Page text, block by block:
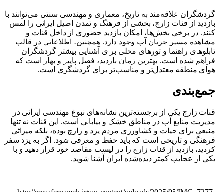
گردشگران علاقه‌مند به تاریخ، معماری و مهندسی سنتی می‌توانند با
بازدید از قنات زارچ، بخشی از فرهنگ و تمدن اصیل ایرانی را لمس
کنند. در برخی بخش‌ها، امکان بازدید حضوری از داخل قنات و
مشاهده مسیر جریان آب وجود دارد. همچنین، اطلاعاتی در قالب
تابلوهای راهنما و تورهای محلی برای آشنایی بیشتر گردشگران
فراهم شده است. بهترین زمان بازدید، فصل پاییز و بهار است که
هوای منطقه معتدل‌تر و مناسب‌تر برای گردشگری است.
جمع‌بندی
قنات زارچ یکی از برجسته‌ترین نشانه‌های نبوغ مهندسی ایرانی در
مدیریت منابع آب در مناطق خشک و بیابانی است. این قنات نه تنها
منبعی برای حیات و کشاورزی مردم یزد و زارچ بوده، بلکه میراثی
فرهنگی و تاریخی است که باید حفظ و معرفی شود. اگر به یزد سفر
کردید، بازدید از قنات زارچ را در لیست مقاصد خود قرار دهید و با
یکی از عجایب کمتر دیده‌شده ایران آشنا شوید.